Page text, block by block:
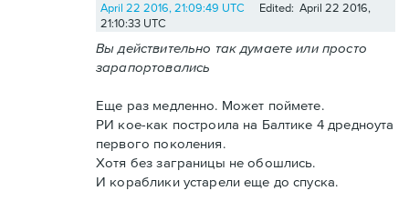
April 22 2016, 21:09:49 UTC
Edited: April 22 2016,
21:10:33 UTC
Вы действительно так думаете или просто
зарапортовались
Еще раз медленно. Может поймете.
РИ кое-как построила на Балтике 4 дредноута
первого поколения.
Хотя без заграницы не обошлись.
И кораблики устарели еще до спуска.